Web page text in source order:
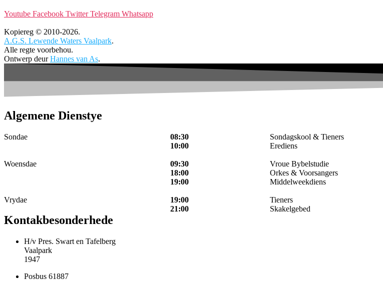
Youtube Facebook Twitter Telegram Whatsapp
Kopiereg © 2010-2026.
A.G.S. Lewende Waters Vaalpark.
Alle regte voorbehou.
Ontwerp deurHannes van As.
Algemene Dienstye
Sondae
Woensdae
Vrydae
08:30
10:00
09:30
18:00
19:00
19:00
21:00
Sondagskool & Tieners
Erediens
Vroue Bybelstudie
Orkes & Voorsangers
Middelweekdiens
Tieners
Skakelgebed
Kontakbesonderhede
H/v Pres. Swart en Tafelberg
Vaalpark
1947
Posbus 61887